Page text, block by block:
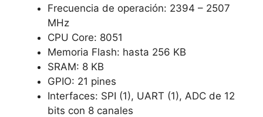
Frecuencia de operación: 2394 – 2507
MHz
CPU Core: 8051
Memoria Flash: hasta 256 KB
SRAM: 8 KB
GPIO: 21 pines
Interfaces: SPI (1), UART (1), ADC de 12
bits con 8 canales